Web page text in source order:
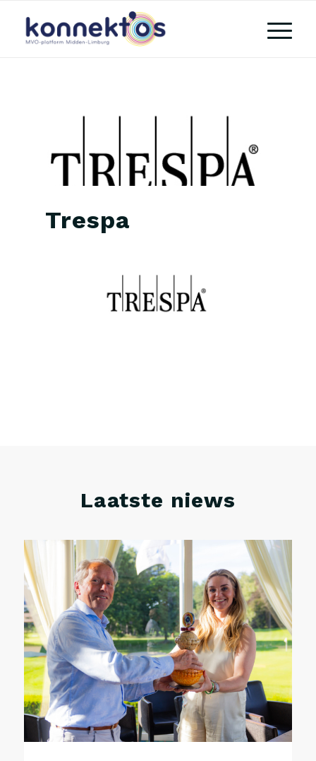
Trespa
Laatste niews